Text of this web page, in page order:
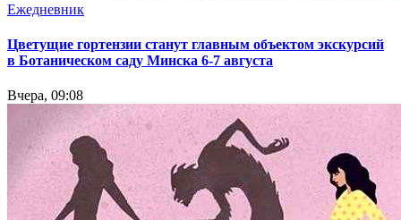
Ежедневник
Цветущие гортензии станут главным объектом экскурсий
в Ботаническом саду Минска 6-7 августа
Вчера, 09:08